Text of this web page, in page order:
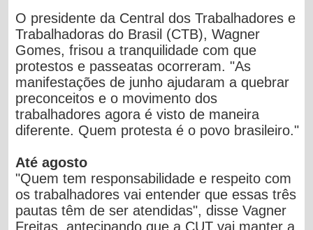
O presidente da Central dos Trabalhadores e
Trabalhadoras do Brasil (CTB), Wagner
Gomes, frisou a tranquilidade com que
protestos e passeatas ocorreram. "As
manifestações de junho ajudaram a quebrar
preconceitos e o movimento dos
trabalhadores agora é visto de maneira
diferente. Quem protesta é o povo brasileiro."
Até agosto
"Quem tem responsabilidade e respeito com
os trabalhadores vai entender que essas três
pautas têm de ser atendidas", disse Vagner
Freitas, antecipando que a CUT vai manter a